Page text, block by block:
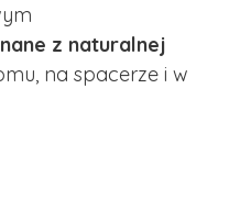
z naturalnej
na spacerze i w